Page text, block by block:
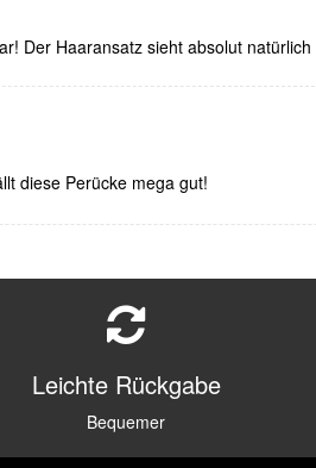
Der Haaransatz sieht absolut
diese Perücke mega gut!
Leichte Rückgabe
Bequemer